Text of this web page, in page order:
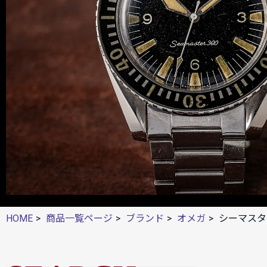
HOME 商品一覧ページ ブランド オメガ シーマス